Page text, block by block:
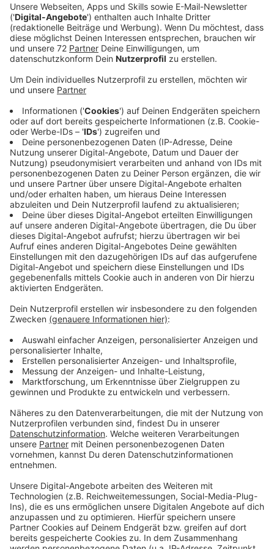
Mit ihrem Debüt-Album ist Freya Ridings im letzten
Jahr richtig durchgestartet. "Castles" spielen wir
Rotation. "Love is Fire". Die ist etwas ruhiger, aber
immer noch wunderbar poppig. "Als ich ihn geschrieben
habe, wollte ich einen Song der die Angst und
Aufregung wiederspiegelt, wenn man jemanden kennen
lernt", erzählt die Britin im Interview mit uns. "In den
letzten zwei Jahren war es immer der Song, zu dem
ich auf die Bühne gekommen bin. Er macht mich so
glücklich." Glücksgefühle verbreiten wir natürlich gerne
mit.
Anzeige
Wir benötigen Ihre
Zustimmung, um den YouTube
Video-Service zu laden!
Wir verwenden einen Service eines
Drittanbieters, um Videoinhalte
einzubetten. Dieser Service kann
sammeln. Bitte lesen Sie die
Details durch und stimmen Sie der
Nutzung des Service zu, um dieses
Mehr Informationen
Akzeptieren
powered byUsercentrics Consent
Freya Ridings - Love Is Fire (Official Video)
Anzeige